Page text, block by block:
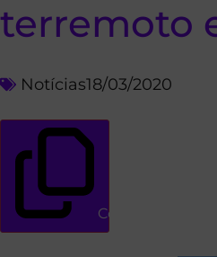
terremoto
Notícias18/03/2020
Copiar link